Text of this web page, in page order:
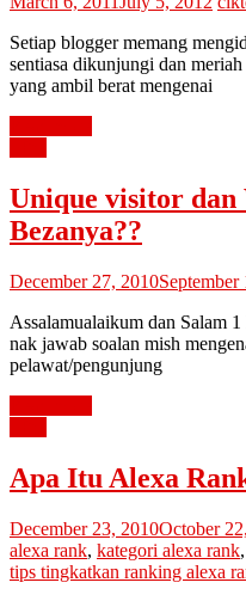
Setiap blogger memang
sentiasa dikunjungi dan
yang ambil berat mengenai
Unique visitor
Bezanya??
December 27, 2010September
Assalamualaikum dan
nak jawab soalan mish
pelawat/pengunjung
Apa Itu Alexa
December 23, 2010October
alexa rank, kategori alexa rank,
tips tingkatkan ranking alexa